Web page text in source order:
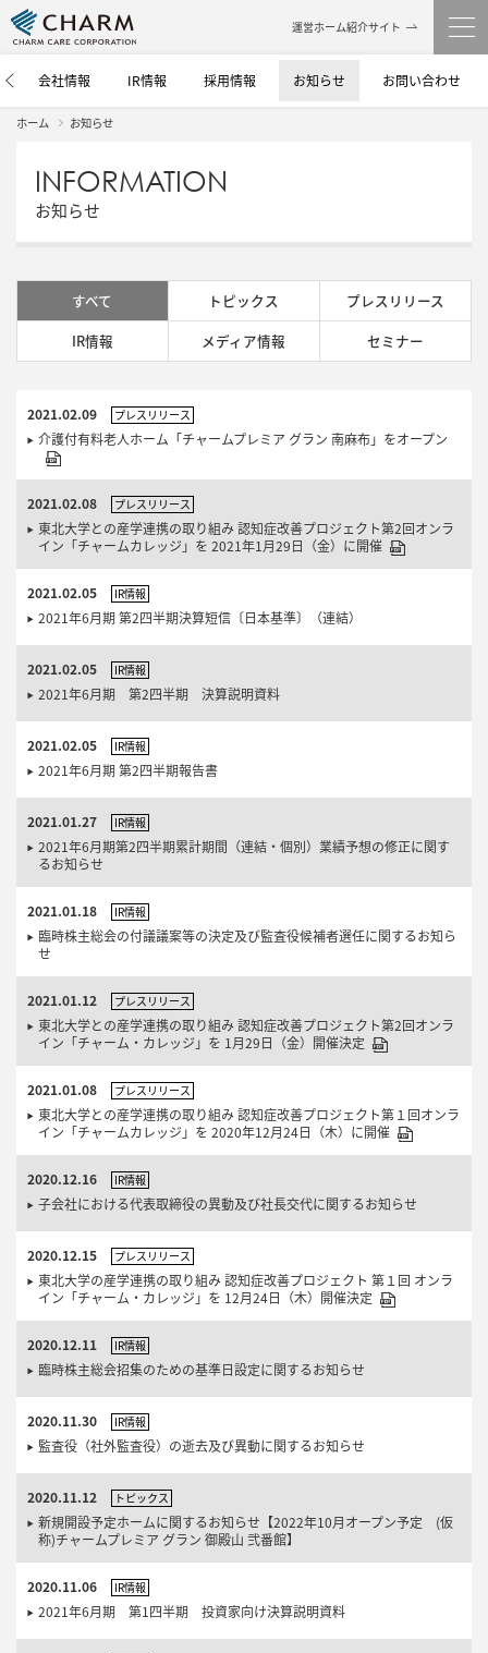
運営ホーム紹介サイト
会社情報 IR情報 採用情報 お知らせ お問い合わせ
ホーム お知らせ
INFORMATION
お知らせ
すべて トピックス
プレスリリース
IR情報
メディア情報 セミナー
2021.02.09 プレスリリース
介護付有料老人ホーム「チャームプレミア グラン 南麻布」をオープン
2021.02.08 プレスリリース
東北大学との産学連携の取り組み 認知症改善プロジェクト第2回オンラ
イン「チャームカレッジ」を 2021年1月29日（金）に開催
2021.02.05 IR情報
2021年6月期 第2四半期決算短信〔日本基準〕（連結）
2021.02.05 IR情報
2021年6月期 第2四半期 決算説明資料
2021.02.05 IR情報
2021年6月期 第2四半期報告書
2021.01.27 IR情報
2021年6月期第2四半期累計期間（連結・個別）業績予想の修正に関す
るお知らせ
2021.01.18 IR情報
臨時株主総会の付議議案等の決定及び監査役候補者選任に関するお知ら
せ
2021.01.12 プレスリリース
東北大学との産学連携の取り組み 認知症改善プロジェクト第2回オンラ
イン「チャーム・カレッジ」を 1月29日（金）開催決定
2021.01.08 プレスリリース
東北大学との産学連携の取り組み 認知症改善プロジェクト第１回オンラ
イン「チャームカレッジ」を 2020年12月24日（木）に開催
2020.12.16 IR情報
子会社における代表取締役の異動及び社長交代に関するお知らせ
2020.12.15 プレスリリース
東北大学の産学連携の取り組み 認知症改善プロジェクト 第１回 オンラ
イン「チャーム・カレッジ」を 12月24日（木）開催決定
2020.12.11 IR情報
臨時株主総会招集のための基準日設定に関するお知らせ
2020.11.30 IR情報
監査役（社外監査役）の逝去及び異動に関するお知らせ
2020.11.12 トピックス
新規開設予定ホームに関するお知らせ【2022年10月オープン予定 (仮
称)チャームプレミア グラン 御殿山 弐番館】
2020.11.06 IR情報
2021年6月期 第1四半期 投資家向け決算説明資料